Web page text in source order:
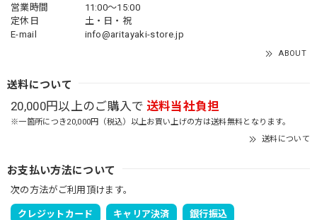
営業時間
11:00～15:00
定休日
土・日・祝
E-mail
info@aritayaki-store.jp
ABOUT
送料について
20,000円以上のご購入で 送料当社負担
※一箇所につき20,000円（税込）以上お買い上げの方は送料無料となります。
送料について
お支払い方法について
次の方法がご利用頂けます。
クレジットカード キャリア決済 銀行振込